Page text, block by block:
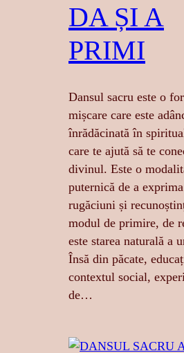
DA ȘI A
PRIMI
Dansul sacru este o
mișcare care este
înrădăcinată în
care te ajută să te
divinul. Este o
puternică de a
rugăciuni și
modul de primire, de
este starea naturală a
Însă din păcate,
contextul social,
de…